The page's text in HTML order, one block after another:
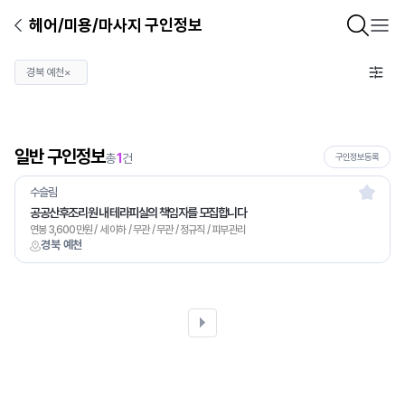
헤어/미용/마사지 구인정보
경북 예천×
일반 구인정보총1 건 구인정보등록
경북 예천
수슬림
공공산후조리원 내 테라피실의 책임자를 모집합니다
연봉 3,600만원 / 세 이하 / 무관 / 무관 / 정규직 / 피부관리